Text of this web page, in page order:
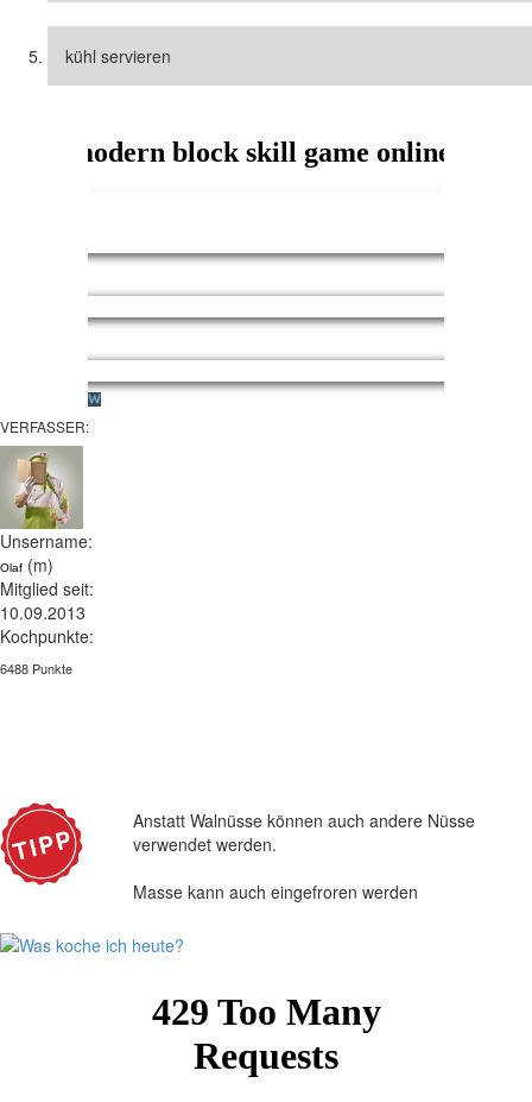
kühl servieren
VERFASSER:
Unsername:
Olaf (m)
Mitglied seit:
10.09.2013
Kochpunkte:
6488 Punkte
Anstatt Walnüsse können auch andere Nüsse
verwendet werden.
Masse kann auch eingefroren werden